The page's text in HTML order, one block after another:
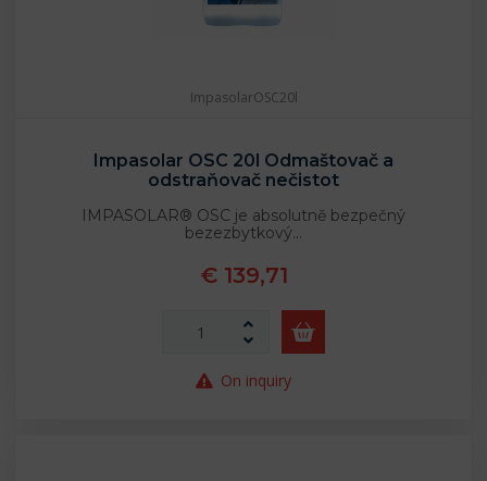
ImpasolarOSC20l
Impasolar OSC 20l Odmaštovač a
odstraňovač nečistot
IMPASOLAR® OSC je absolutně bezpečný
bezezbytkový…
€ 139,71
On inquiry